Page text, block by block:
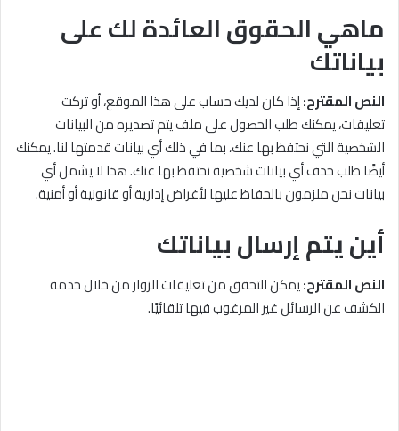
ماهي الحقوق العائدة لك على
بياناتك
النص المقترح:إذا كان لديك حساب على هذا الموقع، أو تركت
تعليقات، يمكنك طلب الحصول على ملف يتم تصديره من البيانات
الشخصية التي نحتفظ بها عنك، بما في ذلك أي بيانات قدمتها لنا. يمكنك
أيضًا طلب حذف أي بيانات شخصية نحتفظ بها عنك. هذا لا يشمل أي
بيانات نحن ملزمون بالحفاظ عليها لأغراض إدارية أو قانونية أو أمنية.
أين يتم إرسال بياناتك
النص المقترح:يمكن التحقق من تعليقات الزوار من خلال خدمة
الكشف عن الرسائل غير المرغوب فيها تلقائيًا.